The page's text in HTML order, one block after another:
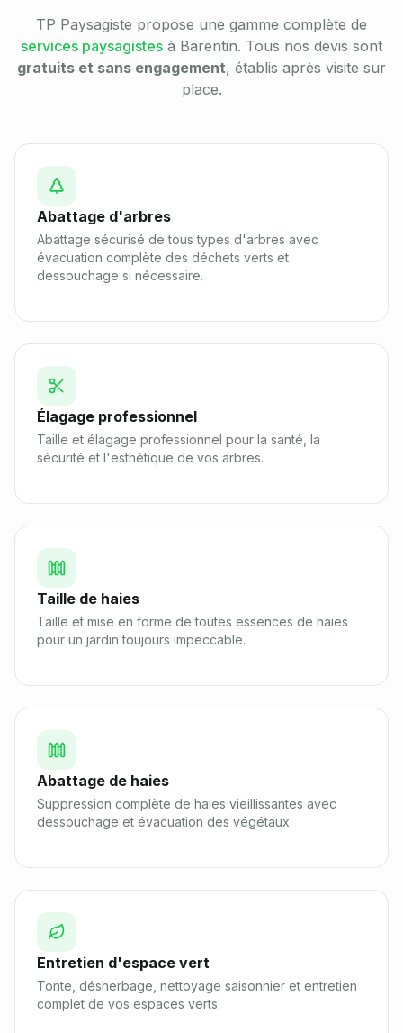
TP Paysagiste propose une gamme complète de
services paysagistes à Barentin. Tous nos devis sont
gratuits et sans engagement, établis après visite sur
place.
Abattage d'arbres
Abattage sécurisé de tous types d'arbres avec
évacuation complète des déchets verts et
dessouchage si nécessaire.
Élagage professionnel
Taille et élagage professionnel pour la santé, la
sécurité et l'esthétique de vos arbres.
Taille de haies
Taille et mise en forme de toutes essences de haies
pour un jardin toujours impeccable.
Abattage de haies
Suppression complète de haies vieillissantes avec
dessouchage et évacuation des végétaux.
Entretien d'espace vert
Tonte, désherbage, nettoyage saisonnier et entretien
complet de vos espaces verts.